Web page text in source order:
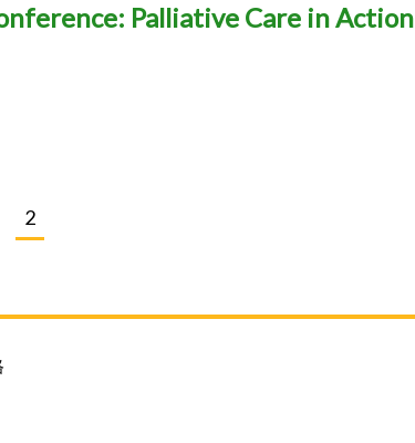
Palliative Care in Action
2